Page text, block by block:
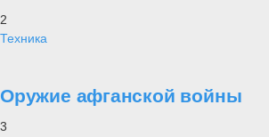
2
Техника
Оружие афганской войны
3